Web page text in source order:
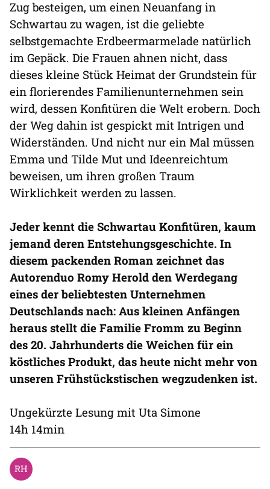
Zug besteigen, um einen Neuanfang in
Schwartau zu wagen, ist die geliebte
selbstgemachte Erdbeermarmelade natürlich
im Gepäck. Die Frauen ahnen nicht, dass
dieses kleine Stück Heimat der Grundstein für
ein florierendes Familienunternehmen sein
wird, dessen Konfitüren die Welt erobern. Doch
der Weg dahin ist gespickt mit Intrigen und
Widerständen. Und nicht nur ein Mal müssen
Emma und Tilde Mut und Ideenreichtum
beweisen, um ihren großen Traum
Wirklichkeit werden zu lassen.
Jeder kennt die Schwartau Konfitüren, kaum
jemand deren Entstehungsgeschichte. In
diesem packenden Roman zeichnet das
Autorenduo Romy Herold den Werdegang
eines der beliebtesten Unternehmen
Deutschlands nach: Aus kleinen Anfängen
heraus stellt die Familie Fromm zu Beginn
des 20. Jahrhunderts die Weichen für ein
köstliches Produkt, das heute nicht mehr von
unseren Frühstückstischen wegzudenken ist.
Ungekürzte Lesung mit Uta Simone
14h 14min